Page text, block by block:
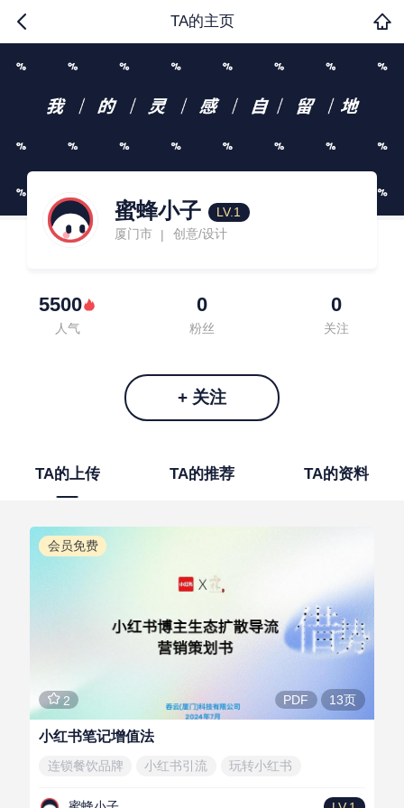
TA的主页
蜜蜂小子
LV.1
厦门市
| 创意/设计
5500
人气
0
粉丝
0
关注
+ 关注
TA的上传 TA的推荐 TA的资料
会员免费
2 PDF 13页
小红书笔记增值法
连锁餐饮品牌 小红书引流 玩转小红书